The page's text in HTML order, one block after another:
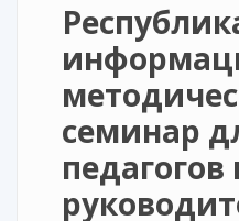
семинар
педагогов